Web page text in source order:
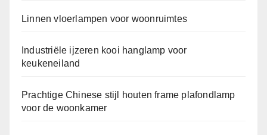
Linnen vloerlampen voor woonruimtes
Industriële ijzeren kooi hanglamp voor
keukeneiland
Prachtige Chinese stijl houten frame plafondlamp
voor de woonkamer